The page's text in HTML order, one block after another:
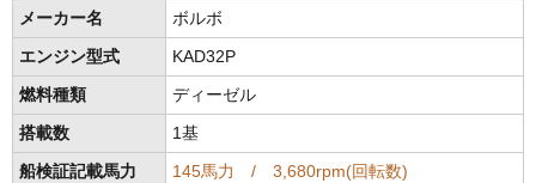
メーカー名 ボルボ
エンジン型式 KAD32P
燃料種類 ディーゼル
搭載数 1基
船検証記載馬力 145馬力 / 3,680rpm(回転数)